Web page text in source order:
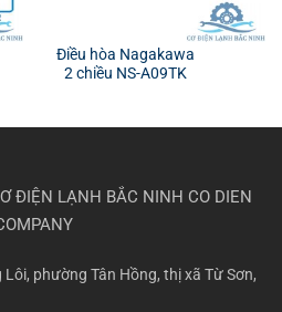
Điều hòa Nagakawa
2 chiều NS-A09TK
ĐIỆN LẠNH BẮC NINH CO DIEN
phường Tân Hồng, thị xã Từ Sơn,